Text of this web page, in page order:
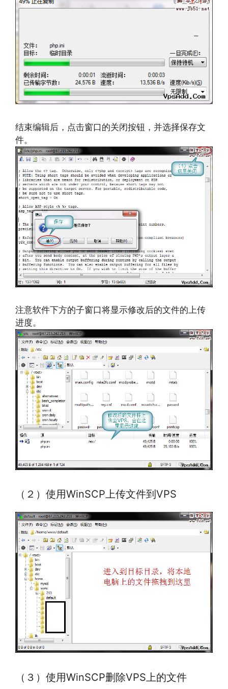
结束编辑后，点击窗口的关闭按钮，并选择保存文
件。
注意软件下方的子窗口将显示修改后的文件的上传
进度。
（２）使用WinSCP上传文件到VPS
（３）使用WinSCP删除VPS上的文件